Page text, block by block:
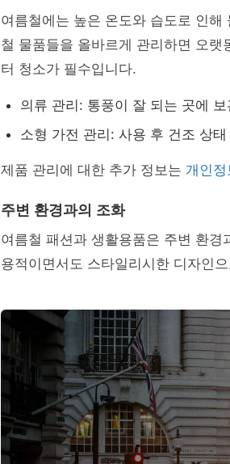
여름철에는 높은 온도와 습도로 인
철 물품들을 올바르게 관리하면 오
터 청소가 필수입니다.
의류 관리: 통풍이 잘 되는 곳에
소형 가전 관리: 사용 후 건조 상태
제품 관리에 대한 추가 정보는 개인
주변 환경과의 조화
여름철 패션과 생활용품은 주변 환
용적이면서도 스타일리시한 디자인